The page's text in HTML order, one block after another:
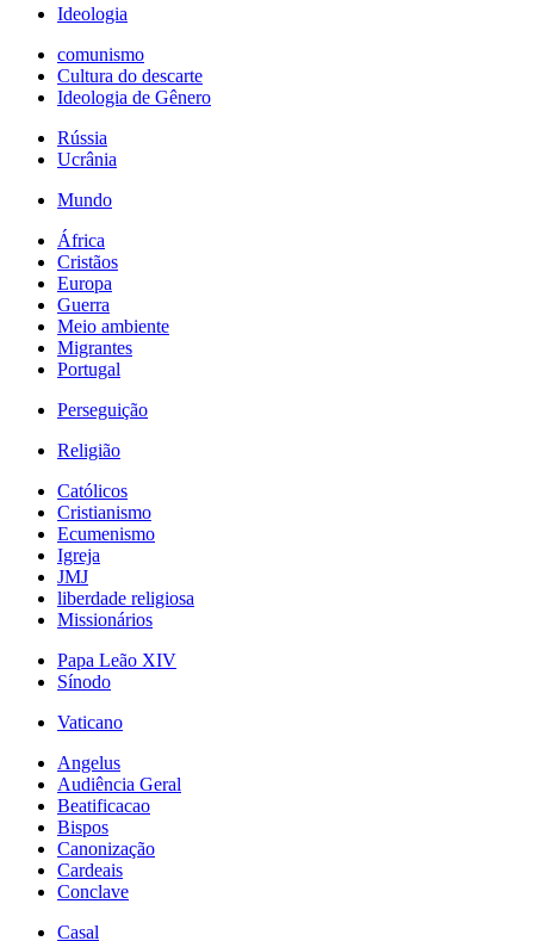
Ideologia
comunismo
Cultura do descarte
Ideologia de Gênero
Rússia
Ucrânia
Mundo
África
Cristãos
Europa
Guerra
Meio ambiente
Migrantes
Portugal
Perseguição
Religião
Católicos
Cristianismo
Ecumenismo
Igreja
JMJ
liberdade religiosa
Missionários
Papa Leão XIV
Sínodo
Vaticano
Angelus
Audiência Geral
Beatificacao
Bispos
Canonização
Cardeais
Conclave
Casal